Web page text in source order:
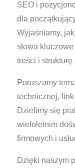
SEO i
dla
Wyjaśniamy,
słowa
treści i strukturę
Poruszamy
technicznej,
Dzielimy się
wieloletnim
firmowych i
Dzięki naszym